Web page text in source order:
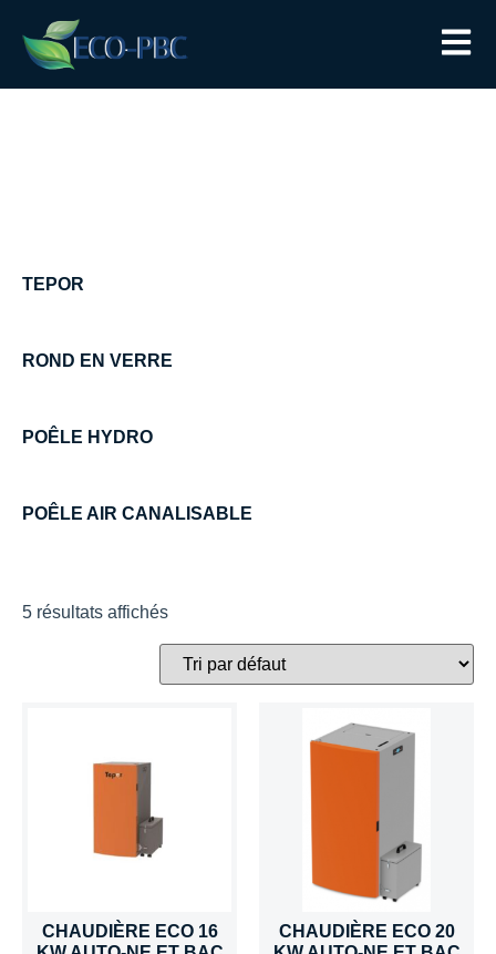
TEPOR
ROND EN VERRE
POÊLE HYDRO
POÊLE AIR CANALISABLE
5 résultats affichés
CHAUDIÈRE ECO 16
CHAUDIÈRE ECO 20